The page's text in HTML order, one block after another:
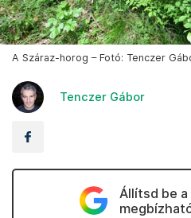
A Száraz-horog – Fotó: Tenczer
Tenczer Gábor
Állítsd be